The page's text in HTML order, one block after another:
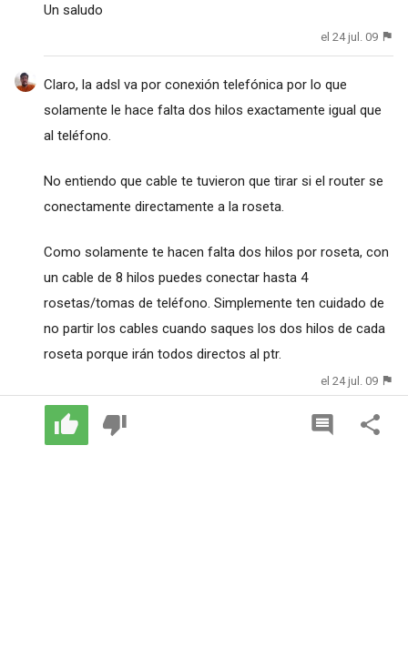
Un saludo
el 24 jul. 09
Claro, la adsl va por conexión telefónica por lo que
solamente le hace falta dos hilos exactamente igual que
al teléfono.
No entiendo que cable te tuvieron que tirar si el router se
conectamente directamente a la roseta.
Como solamente te hacen falta dos hilos por roseta, con
un cable de 8 hilos puedes conectar hasta 4
rosetas/tomas de teléfono. Simplemente ten cuidado de
no partir los cables cuando saques los dos hilos de cada
roseta porque irán todos directos al ptr.
el 24 jul. 09